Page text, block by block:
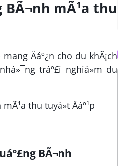
BÃ¬nh mÃ¹a thu
Äáº¿n cho du khÃ¡ch
tráº£i nghiá»m du
BÃ¬nh